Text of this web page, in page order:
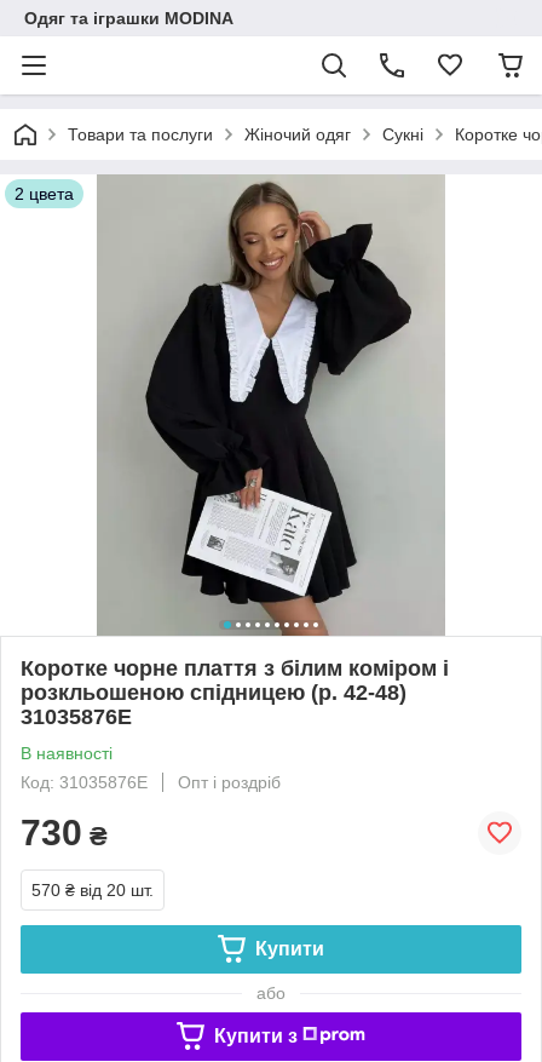
Одяг та іграшки MODINA
Товари та послуги Жіночий одяг Сукні Коротке
2 цвета
Коротке чорне плаття з білим коміром і
розкльошеною спідницею (р. 42-48)
31035876Е
В наявності
Код: 31035876Е
Опт і роздріб
730 ₴
570 ₴ від 20 шт.
Купити
або
Купити з